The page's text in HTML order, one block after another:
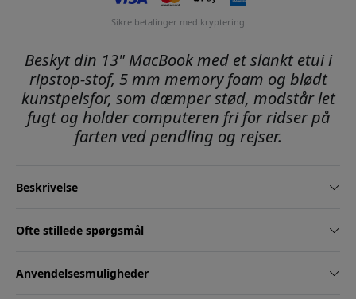
Sikre betalinger med kryptering
Beskyt din 13" MacBook med et slankt etui i
ripstop-stof, 5 mm memory foam og blødt
kunstpelsfor, som dæmper stød, modstår let
fugt og holder computeren fri for ridser på
farten ved pendling og rejser.
Beskrivelse
Ofte stillede spørgsmål
Anvendelsesmuligheder